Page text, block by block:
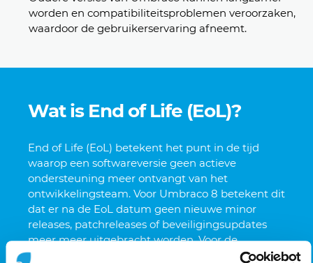
worden en compatibiliteitsproblemen veroorzaken,
waardoor de gebruikerservaring afneemt.
Wat is End of Life (EoL)?
End of Life (EoL) betekent het punt in de tijd
waarop een softwareversie geen actieve
ondersteuning meer ontvangt van het
ontwikkelingsteam. Voor Umbraco 8 betekent dit
dat er na de EoL datum geen nieuwe minor
releases, patchreleases of beveiligingsupdates
meer meer uitgebracht worden. Voor de
veiligheid van jouw website (en je gebruikers) is